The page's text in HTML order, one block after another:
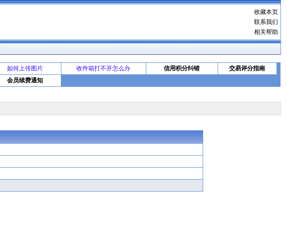
收藏本页
联系我们
相关帮助
如何上传图片 收件箱打不开怎么办 信用积分纠错
交易评分指南
会员续费通知